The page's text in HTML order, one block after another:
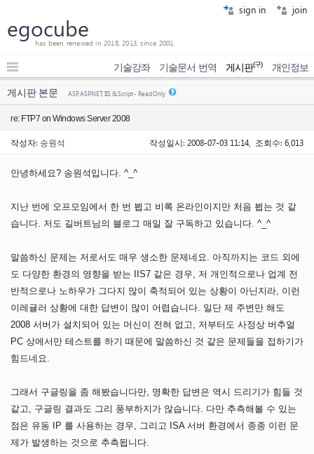
sign in join
egocube
has been renewed in 2018, 2013, since 2001.
기술강좌 기술문서 번역 게시판(구) 개인정보
게시판 본문 ASP, ASP.NET, IIS & Script - Read Only
re: FTP7 on Windows Server 2008
작성자: 송원석 작성일시: 2008-07-03 11:14, 조회수: 6,013
안녕하세요? 송원석입니다. ^_^
지난 번에 오프모임에서 한 번 뵙고 비록 온라인이지만 처음 뵙는 것 같
습니다. 저도 길버트님의 블로그 매일 잘 구독하고 있습니다. ^_^
말씀하신 문제는 저로서도 매우 생소한 문제네요. 아직까지는 코드 외에
도 다양한 환경의 영향을 받는 IIS7 같은 경우, 저 개인적으로나 업계 전
반적으로나 노하우가 그다지 많이 축적되어 있는 상황이 아닌지라, 이런
이레귤러 상황에 대한 답변이 많이 어렵습니다. 일단 제 주변만 해도
2008 서버가 설치되어 있는 머신이 전혀 없고, 저부터도 사정상 버추얼
PC 상에서만 테스트를 하기 때문에 말씀하신 것 같은 문제들을 접하기가
힘드네요.
그래서 구글링을 좀 해봤습니다만, 명확한 답변은 역시 드리기가 힘들 것
같고, 구글링 결과도 그리 풍부하지가 않습니다. 다만 추측해볼 수 있는
점은 유동 IP 를 사용하는 경우, 그리고 ISA 서버 환경에서 종종 이런 문
제가 발생하는 것으로 추측됩니다.